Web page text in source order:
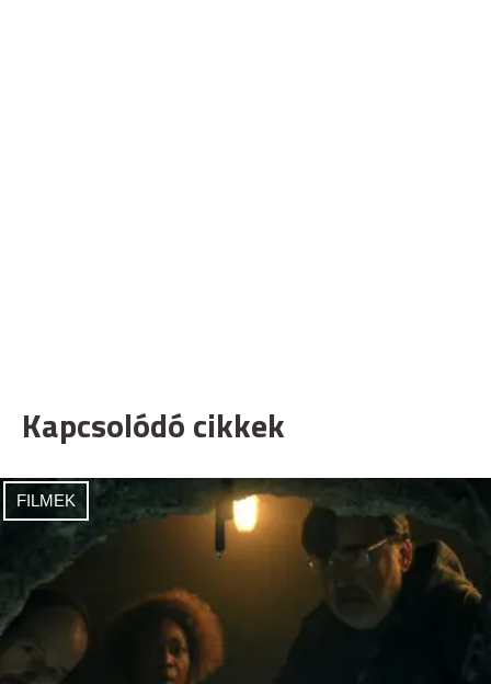
Kapcsolódó cikkek
FILMEK